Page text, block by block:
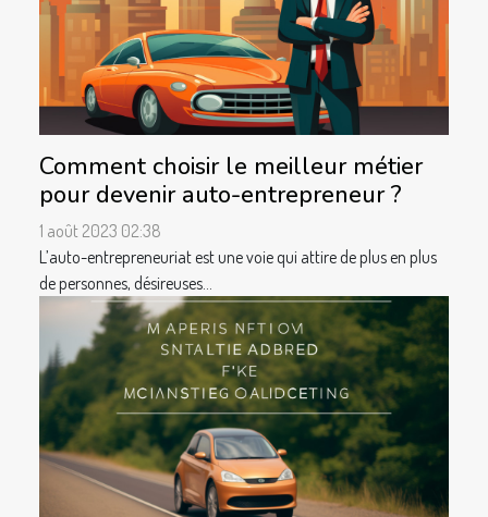
Comment choisir le meilleur métier
pour devenir auto-entrepreneur ?
1 août 2023 02:38
L’auto-entrepreneuriat est une voie qui attire de plus en plus
de personnes, désireuses...